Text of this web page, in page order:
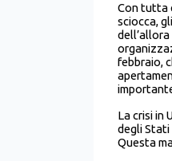
Con tutta
sciocca,
febbraio,
La crisi in
degli Stati
Questa